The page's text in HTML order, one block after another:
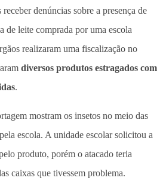
receber denúncias sobre a presença de
de leite comprada por uma escola
realizaram uma fiscalização no
diversos produtos estragados com
.
mostram os insetos no meio das
escola. A unidade escolar solicitou a
produto, porém o atacado teria
caixas que tivessem problema.